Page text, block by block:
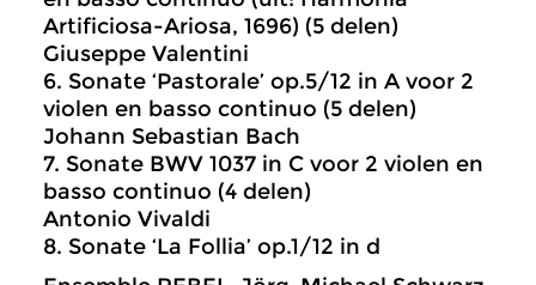
Artificiosa-Ariosa, 1696) (5 delen)
Giuseppe Valentini
6. Sonate ‘Pastorale’ op.5/12 in A voor 2
violen en basso continuo (5 delen)
Johann Sebastian Bach
7. Sonate BWV 1037 in C voor 2 violen en
basso continuo (4 delen)
Antonio Vivaldi
8. Sonate ‘La Follia’ op.1/12 in d